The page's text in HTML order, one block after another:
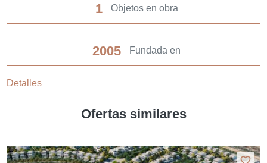
1 Objetos en obra
2005 Fundada en
Detalles
Ofertas similares